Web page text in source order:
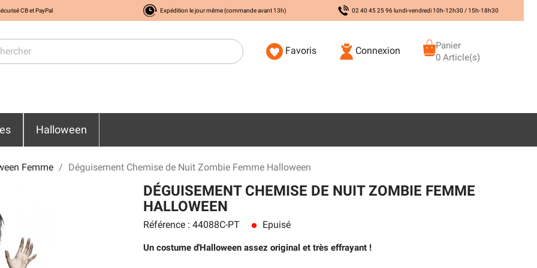
CB et PayPal Expédition le jour même (commande avant 13h) 02 40 45 25 96 lundi-vendredi 10h-12h30 / 15h-18h30
Favoris Connexion
Panier
0 Article(s)
Halloween
Femme Déguisement Chemise de Nuit Zombie Femme Halloween
DÉGUISEMENT CHEMISE DE NUIT ZOMBIE FEMME
HALLOWEEN
Référence : 44088C-PT lens Epuisé
Un costume d'Halloween assez original et très effrayant !